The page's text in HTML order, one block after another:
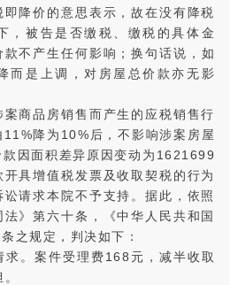
降价的意思表示，故在没有降税
，被告是否缴税、缴税的具体金
不产生任何影响；换句话说，如
而是上调，对房屋总价款亦无影
商品房销售而产生的应税销售行
降为10%后，不影响涉案房屋
因面积差异原因变动为1621699
具增值税发票及收取契税的行为
请求本院不予支持。据此，依照
法》第六十条，《中华人民共和国
之规定，判决如下：
求。案件受理费168元，减半收取